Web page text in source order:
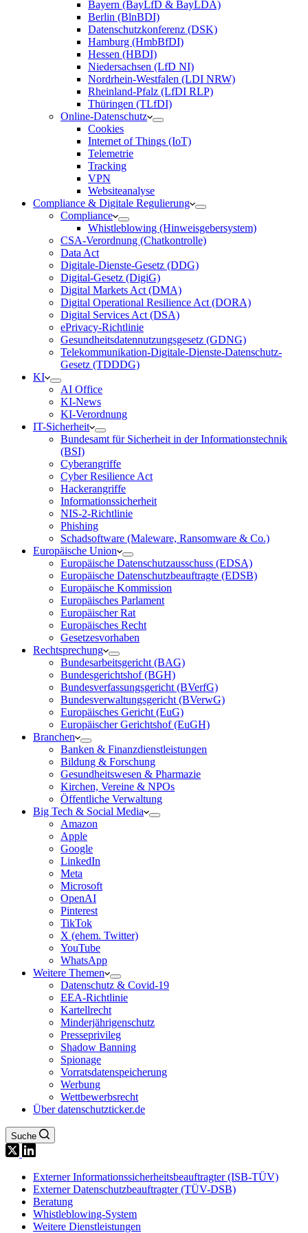
Bayern (BayLfD & BayLDA)
Berlin (BlnBDI)
Datenschutzkonferenz (DSK)
Hamburg (HmbBfDI)
Hessen (HBDI)
Niedersachsen (LfD NI)
Nordrhein-Westfalen (LDI NRW)
Rheinland-Pfalz (LfDI RLP)
Thüringen (TLfDI)
Online-Datenschutz
Cookies
Internet of Things (IoT)
Telemetrie
Tracking
VPN
Websiteanalyse
Compliance & Digitale Regulierung
Compliance
Whistleblowing (Hinweisgebersystem)
CSA-Verordnung (Chatkontrolle)
Data Act
Digitale-Dienste-Gesetz (DDG)
Digital-Gesetz (DigiG)
Digital Markets Act (DMA)
Digital Operational Resilience Act (DORA)
Digital Services Act (DSA)
ePrivacy-Richtlinie
Gesundheitsdatennutzungsgesetz (GDNG)
Telekommunikation-Digitale-Dienste-Datenschutz-
Gesetz (TDDDG)
KI
AI Office
KI-News
KI-Verordnung
IT-Sicherheit
Bundesamt für Sicherheit in der Informationstechnik
(BSI)
Cyberangriffe
Cyber Resilience Act
Hackerangriffe
Informationssicherheit
NIS-2-Richtlinie
Phishing
Schadsoftware (Maleware, Ransomware & Co.)
Europäische Union
Europäische Datenschutzausschuss (EDSA)
Europäische Datenschutzbeauftragte (EDSB)
Europäische Kommission
Europäisches Parlament
Europäischer Rat
Europäisches Recht
Gesetzesvorhaben
Rechtsprechung
Bundesarbeitsgericht (BAG)
Bundesgerichtshof (BGH)
Bundesverfassungsgericht (BVerfG)
Bundesverwaltungsgericht (BVerwG)
Europäisches Gericht (EuG)
Europäischer Gerichtshof (EuGH)
Branchen
Banken & Finanzdienstleistungen
Bildung & Forschung
Gesundheitswesen & Pharmazie
Kirchen, Vereine & NPOs
Öffentliche Verwaltung
Big Tech & Social Media
Amazon
Apple
Google
LinkedIn
Meta
Microsoft
OpenAI
Pinterest
TikTok
X (ehem. Twitter)
YouTube
WhatsApp
Weitere Themen
Datenschutz & Covid-19
EEA-Richtlinie
Kartellrecht
Minderjährigenschutz
Presseprivileg
Shadow Banning
Spionage
Vorratsdatenspeicherung
Werbung
Wettbewerbsrecht
Über datenschutzticker.de
Suche
Externer Informationssicherheitsbeauftragter (ISB-TÜV)
Externer Datenschutzbeauftragter (TÜV-DSB)
Beratung
Whistleblowing-System
Weitere Dienstleistungen